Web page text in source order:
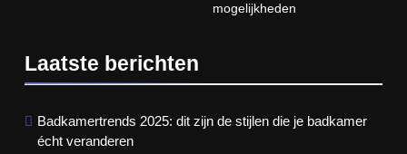
mogelijkheden
Laatste berichten
Badkamertrends 2025: dit zijn de stijlen die je badkamer
écht veranderen